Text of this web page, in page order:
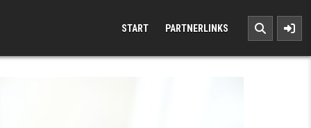
START PARTNERLINKS